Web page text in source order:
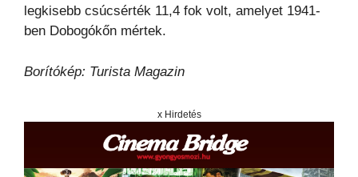
legkisebb csúcsérték 11,4 fok volt, amelyet 1941-
ben Dobogókőn mértek.
Borítókép: Turista Magazin
x Hirdetés